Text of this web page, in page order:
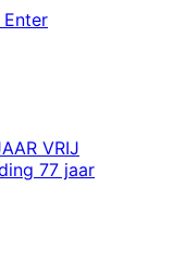
VRIJ
77 jaar